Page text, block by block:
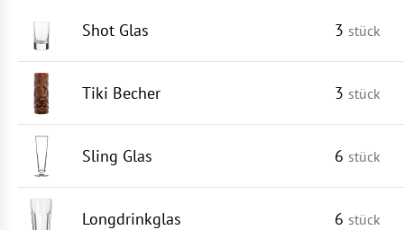
Shot Glas 3 stück
Tiki Becher 3 stück
Sling Glas 6 stück
Longdrinkglas 6 stück